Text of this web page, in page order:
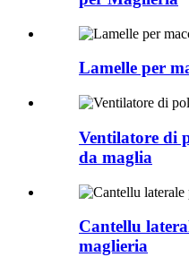
Lamelle per
Ventilatore di
da maglia
Cantellu
maglieria